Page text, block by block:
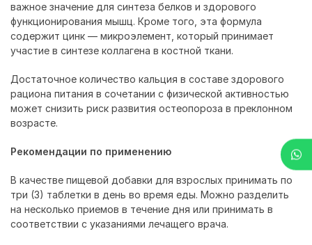
важное значение для синтеза белков и здорового
функционирования мышц. Кроме того, эта формула
содержит цинк — микроэлемент, который принимает
участие в синтезе коллагена в костной ткани.
Достаточное количество кальция в составе здорового
рациона питания в сочетании с физической активностью
может снизить риск развития остеопороза в преклонном
возрасте.
Рекомендации по применению
В качестве пищевой добавки для взрослых принимать по
три (3) таблетки в день во время еды. Можно разделить
на несколько приемов в течение дня или принимать в
соответствии с указаниями лечащего врача.